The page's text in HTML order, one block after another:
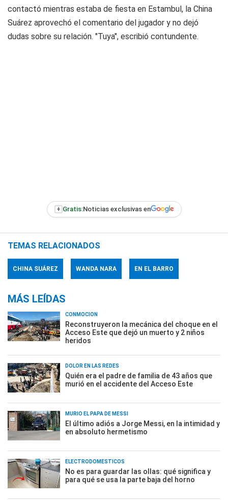
contactó mientras estaba de fiesta en Estambul, la China
Suárez aprovechó el comentario del jugador y no dejó
dudas sobre su relación. "Tuya", escribió contundente.
+ Gratis:Noticias exclusivas en
TEMAS RELACIONADOS
CHINA SUÁREZ WANDA NARA EN EL BARRO
MÁS LEÍDAS
CONMOCIÓN
Reconstruyeron la mecánica del choque en el
Acceso Este que dejó un muerto y 2 niños
heridos
DOLOR EN LAS REDES
Quién era el padre de familia de 43 años que
murió en el accidente del Acceso Este
MURIÓ EL PAPÁ DE MESSI
El último adiós a Jorge Messi, en la intimidad y
en absoluto hermetismo
ELECTRODOMÉSTICOS
No es para guardar las ollas: qué significa y
para qué se usa la parte baja del horno